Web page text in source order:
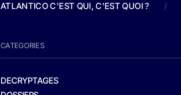
ATLANTICO C'EST QUI, C'EST QUOI ? /
CATEGORIES
DECRYPTAGES